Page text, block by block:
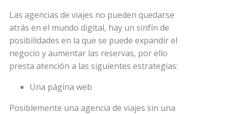
Las agencias de viajes no pueden quedarse
atrás en el mundo digital, hay un sinfín de
posibilidades en la que se puede expandir el
negocio y aumentar las reservas, por ello
presta atención a las siguientes estrategias:
Una página web
Posiblemente una agencia de viajes sin una